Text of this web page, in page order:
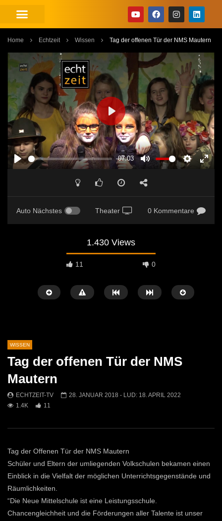
Home Echtzeit Wissen Tag der offenen Tür der NMS Mautern
PLAY
-07:03
MUTE SETTINGS
PLAY
Auto Nächstes Theater 0 Kommentare
1.430 Views
11 0
05:33
Museumshof: Alte
451
0
WISSEN
Tag der offenen Tür der NMS
Mautern
ECHTZEIT-TV 28. JANUAR 2018 - LUD: 18. APRIL 2022
1.4K
11
Tag der Offenen Tür der NMS Mautern
Schüler und Eltern der umliegenden Volkschulen bekamen einen
Einblick in die Vielfalt der möglichen Unterrichtsgegenstände und
Räumlichkeiten.
“Die Neue Mittelschule ist eine Leistungsschule.
Chancengleichheit und die Förderungen aller Talente ist unser